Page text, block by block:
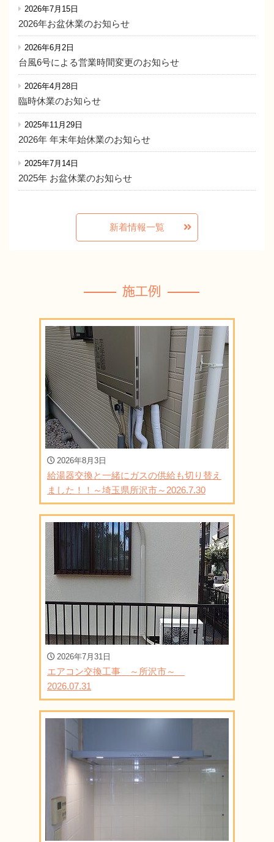
2026年7月15日
2026年お盆休業のお知らせ
2026年6月2日
台風6号による営業時間変更のお知らせ
2026年4月28日
臨時休業のお知らせ
2025年11月29日
2026年 年末年始休業のお知らせ
2025年7月14日
2025年 お盆休業のお知らせ
新着情報一覧
施工例
2026年8月3日
給湯器交換と一緒にガスの供給も切り替え
ました！！～埼玉県所沢市～2026.7.30
2026年7月31日
エアコン交換工事 ～所沢市～
2026.07.31